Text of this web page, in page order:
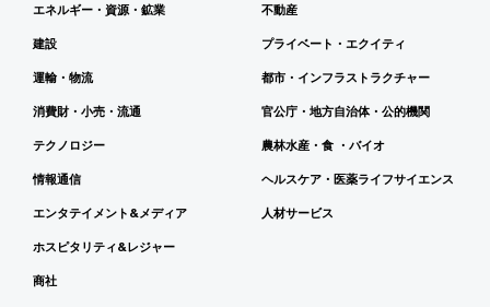
エネルギー・資源・鉱業
建設
運輸・物流
消費財・小売・流通
テクノロジー
情報通信
エンタテイメント&メディア
ホスピタリティ&レジャー
商社
不動産
プライベート・エクイティ
都市・インフラストラクチャー
官公庁・地方自治体・公的機関
農林水産・食 ・バイオ
ヘルスケア・医薬ライフサイエンス
人材サービス